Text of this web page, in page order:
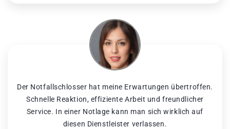
Der Notfallschlosser hat meine Erwartungen übertroffen.
Schnelle Reaktion, effiziente Arbeit und freundlicher
Service. In einer Notlage kann man sich wirklich auf
diesen Dienstleister verlassen.